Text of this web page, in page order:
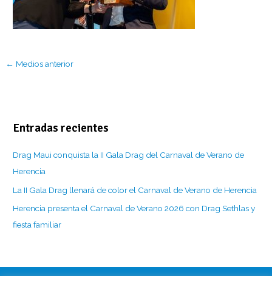
← Medios anterior
Entradas recientes
Drag Maui conquista la II Gala Drag del Carnaval de Verano de
Herencia
La II Gala Drag llenará de color el Carnaval de Verano de Herencia
Herencia presenta el Carnaval de Verano 2026 con Drag Sethlas y
fiesta familiar